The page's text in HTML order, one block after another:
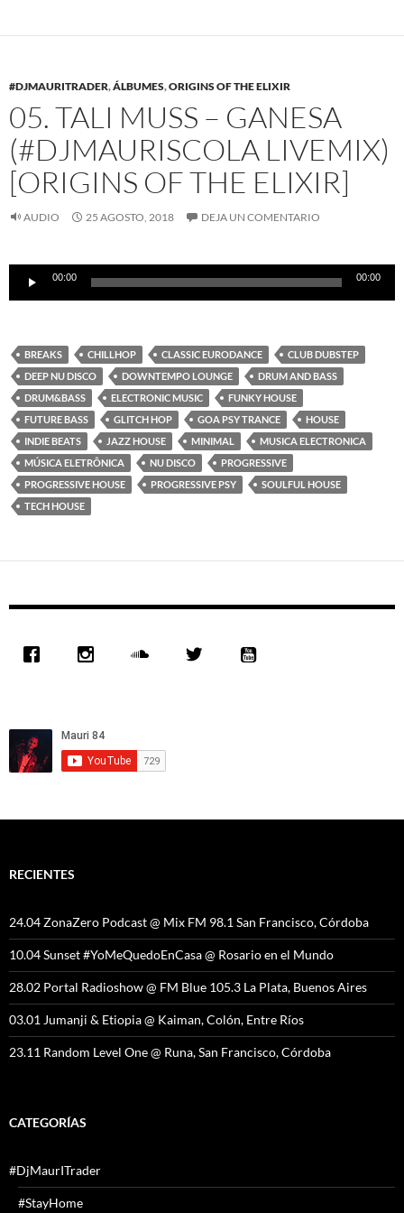
#DJMAURITRADER,ÁLBUMES,ORIGINS OF THE ELIXIR
05. TALI MUSS – GANESA
(#DJMAURISCOLA LIVEMIX)
[ORIGINS OF THE ELIXIR]
AUDIO 25 AGOSTO, 2018 DEJA UN COMENTARIO
Reproductor
00:00 00:00
BREAKS CHILLHOP CLASSIC EURODANCE
CLUB DUBSTEP
DEEP NU DISCO
DOWNTEMPO LOUNGE
DRUM AND BASS
DRUM&BASS
ELECTRONIC MUSIC
FUNKY HOUSE
FUTURE BASS
GLITCH HOP GOA PSY TRANCE
HOUSE
INDIE BEATS
JAZZ HOUSE MINIMAL
MUSICA ELECTRONICA
MÚSICA ELETRÔNICA
NU DISCO
PROGRESSIVE
PROGRESSIVE HOUSE
PROGRESSIVE PSY
SOULFUL HOUSE
TECH HOUSE
RECIENTES
24.04 ZonaZero Podcast @ Mix FM 98.1 San Francisco, Córdoba
10.04 Sunset #YoMeQuedoEnCasa @ Rosario en el Mundo
28.02 Portal Radioshow @ FM Blue 105.3 La Plata, Buenos Aires
03.01 Jumanji & Etiopia @ Kaiman, Colón, Entre Ríos
23.11 Random Level One @ Runa, San Francisco, Córdoba
CATEGORÍAS
#DjMaurITrader
#StayHome